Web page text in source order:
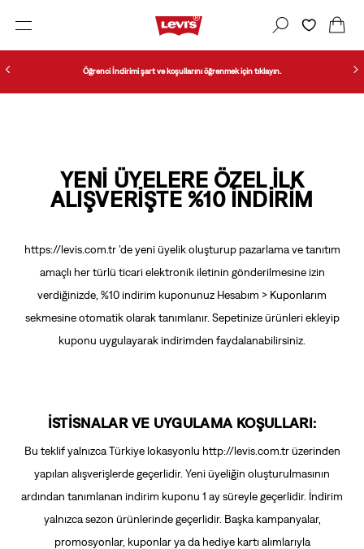
Öğrenci İndirimi şart ve koşullarını öğrenmek için tıklayın.
YENI ÜYELERE ÖZEL İLK
ALIŞVERIŞTE %10 İNDIRIM
https://levis.com.tr’de yeni üyelik oluşturup pazarlama ve tanıtım
amaçlı her türlü ticari elektronik iletinin gönderilmesine izin
verdiğinizde, %10 indirim kuponunuz Hesabım > Kuponlarım
sekmesine otomatik olarak tanımlanır. Sepetinize ürünleri ekleyip
kuponu uygulayarak indirimden faydalanabilirsiniz.
İSTISNALAR VE UYGULAMA KOŞULLARI:
Bu teklif yalnızca Türkiye lokasyonlu http://levis.com.trüzerinden
yapılan alışverişlerde geçerlidir. Yeni üyeliğin oluşturulmasının
ardından tanımlanan indirim kuponu 1 ay süreyle geçerlidir. İndirim
yalnızca sezon ürünlerinde geçerlidir. Başka kampanyalar,
promosyonlar, kuponlar ya da hediye kartı alımlarıyla